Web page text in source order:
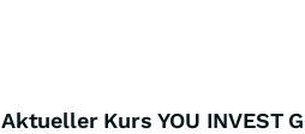
Aktueller Kurs YOU INVEST